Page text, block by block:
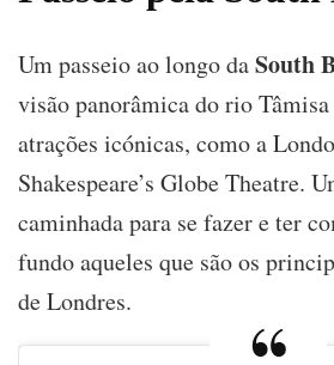
Um passeio ao longo daSouth
visão panorâmica do rio Tâmisa
atrações icónicas, como a
Shakespeare’s Globe Theatre.
caminhada para se fazer e ter
fundo aqueles que são os
de Londres.